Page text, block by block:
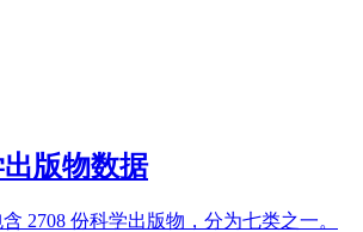
版物数据
2708 份科学出版物，分为七类之一。